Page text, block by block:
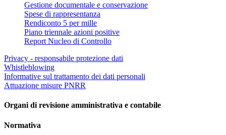
Gestione documentale e conservazione
Spese di rappresentanza
Rendiconto 5 per mille
Piano triennale azioni positive
Report Nucleo di Controllo
Privacy - responsabile protezione dati
Whistleblowing
Informative sul trattamento dei dati personali
Attuazione misure PNRR
Organi di revisione amministrativa e contabile
Normativa